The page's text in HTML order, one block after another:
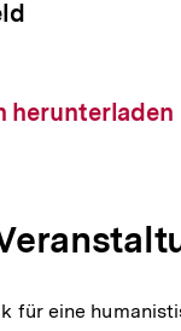
herunterladen
für eine